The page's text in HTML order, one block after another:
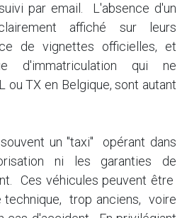
par email. L'absence d'un
affiché sur leurs
de vignettes officielles, et
d'immatriculation qui ne
ou TX en Belgique, sont autant
un "taxi" opérant dans
ni les garanties de
Ces véhicules peuvent être
technique, trop anciens, voire